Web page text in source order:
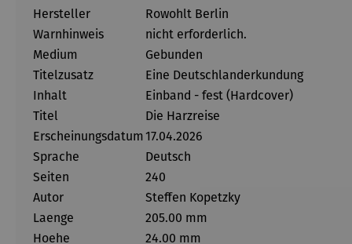
Hersteller
Rowohlt Berlin
Warnhinweis
nicht erforderlich.
Medium
Gebunden
Titelzusatz
Eine Deutschlanderkundung
Inhalt
Einband - fest (Hardcover)
Titel
Die Harzreise
Erscheinungsdatum17.04.2026
Sprache
Deutsch
Seiten
240
Autor
Steffen Kopetzky
Laenge
205.00 mm
Hoehe
24.00 mm